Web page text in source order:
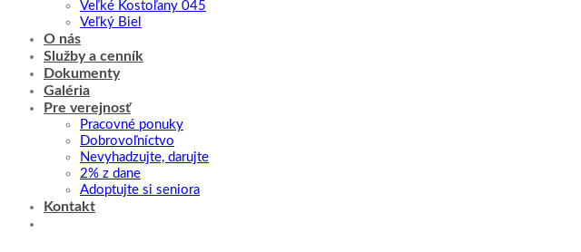
Veľké Kostoľany 045
Veľký Biel
O nás
Služby a cenník
Dokumenty
Galéria
Pre verejnosť
Pracovné ponuky
Dobrovoľníctvo
Nevyhadzujte, darujte
2% z dane
Adoptujte si seniora
Kontakt